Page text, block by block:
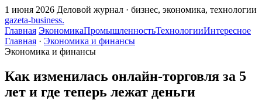
1 июня 2026 Деловой журнал · бизнес, экономика, технологии
gazeta-business.
Главная ЭкономикаПромышленностьТехнологииИнтересное
Главная · Экономика и финансы
Экономика и финансы
Как изменилась онлайн-торговля за 5
лет и где теперь лежат деньги